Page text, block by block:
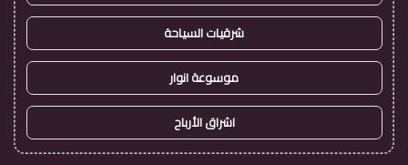
شرقيات السياحة
موسوعة انوار
اشراق الأرباح